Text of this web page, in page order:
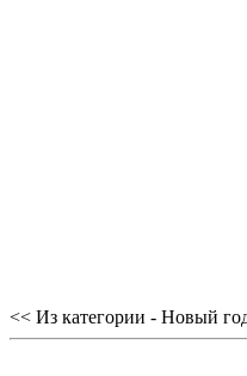
<< Из категории - Новый